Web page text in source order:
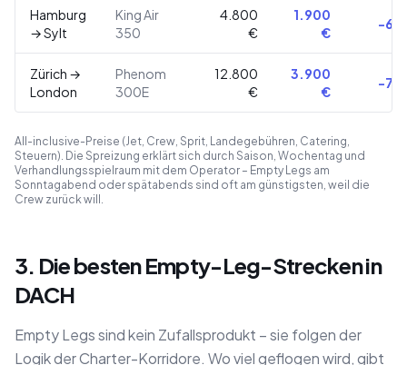
Hamburg
→ Sylt
King Air
350
4.800
€
1.900
€
−60
Zürich →
London
Phenom
300E
12.800
€
3.900
€
−70
All-inclusive-Preise (Jet, Crew, Sprit, Landegebühren, Catering,
Steuern). Die Spreizung erklärt sich durch Saison, Wochentag und
Verhandlungsspielraum mit dem Operator – Empty Legs am
Sonntagabend oder spätabends sind oft am günstigsten, weil die
Crew zurück will.
3. Die besten Empty-Leg-Strecken in
DACH
Empty Legs sind kein Zufallsprodukt – sie folgen der
Logik der Charter-Korridore. Wo viel geflogen wird, gibt